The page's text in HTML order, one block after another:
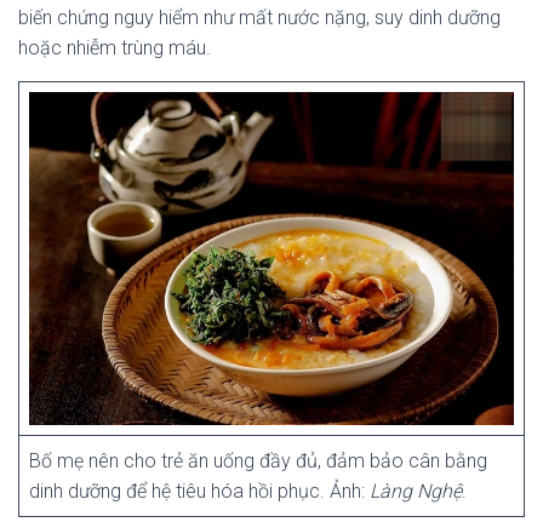
biến chứng nguy hiểm như mất nước nặng, suy dinh dưỡng
hoặc nhiễm trùng máu.
Bố mẹ nên cho trẻ ăn uống đầy đủ, đảm bảo cân bằng
dinh dưỡng để hệ tiêu hóa hồi phục. Ảnh: Làng Nghệ.